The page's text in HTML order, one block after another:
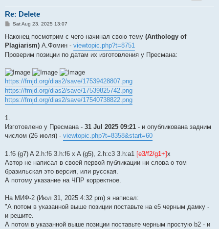
Re: Delete
P
s
Sat Aug 23, 2025 13:07
Наконец посмотрим с чего начинал свою тему (Anthology of
Plagiarism) А.Фомин - viewtopic.php?t=8751
Проверим позиции по датам их изготовления у Пресмана:
https://fmjd.org/dias2/save/17539428807.png
https://fmjd.org/dias2/save/17539825742.png
https://fmjd.org/dias2/save/17540738822.png
1.
Изготовлено у Пресмана - 31 Jul 2025 09:21 - и опубликована задним
числом (26 июля) - viewtopic.php?t=8358&start=60
1.f6 (g7) A 2.h:f6 3.h:f6 x A (g5), 2.h:c3 3.h:a1 [e3/f2/g1+]x
Автор не написал в своей первой публикации ни слова о том
бразильская это версия, или русская.
А потому указание на ЧПР корректное.
На МИФ-2 (Июл 31, 2025 4:32 pm) я написал:
"А потом в указанной выше позиции поставьте на е5 черным дамку -
и решите.
А потом в указанной выше позиции поставьте черным простую b2 - и